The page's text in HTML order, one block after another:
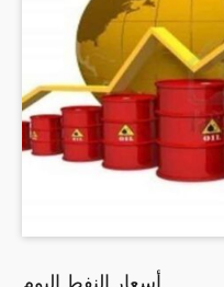
أسعار النفط اليوم